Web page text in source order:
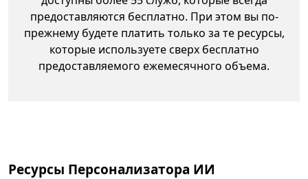
предоставляются бесплатно. При этом вы по-
прежнему будете платить только за те ресурсы,
которые используете сверх бесплатно
предоставляемого ежемесячного объема.
Ресурсы Персонализатора ИИ